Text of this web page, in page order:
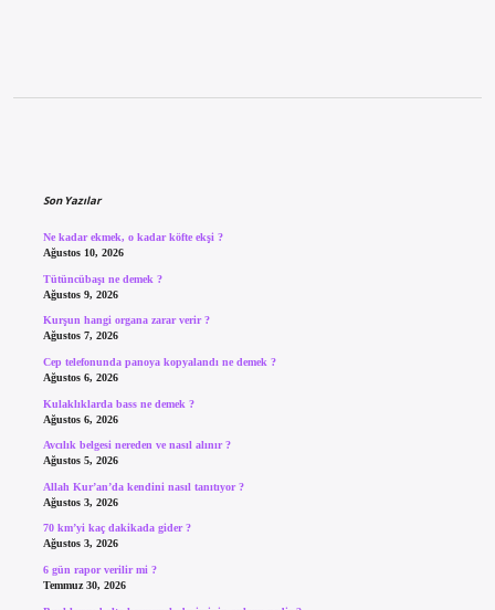
Son Yazılar
Ne kadar ekmek, o kadar köfte ekşi ?
Ağustos 10, 2026
Tütüncübaşı ne demek ?
Ağustos 9, 2026
Kurşun hangi organa zarar verir ?
Ağustos 7, 2026
Cep telefonunda panoya kopyalandı ne demek ?
Ağustos 6, 2026
Kulaklıklarda bass ne demek ?
Ağustos 6, 2026
Avcılık belgesi nereden ve nasıl alınır ?
Ağustos 5, 2026
Allah Kur’an’da kendini nasıl tanıtıyor ?
Ağustos 3, 2026
70 km’yi kaç dakikada gider ?
Ağustos 3, 2026
6 gün rapor verilir mi ?
Temmuz 30, 2026